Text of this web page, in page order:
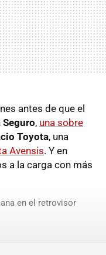
antes de que el
, una sobre
Toyota, una
Avensis. Y en
a la carga con más
en el retrovisor